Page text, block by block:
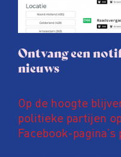
Ontvang een
nieuws
Op de hoogte
politieke partijen
Facebook-